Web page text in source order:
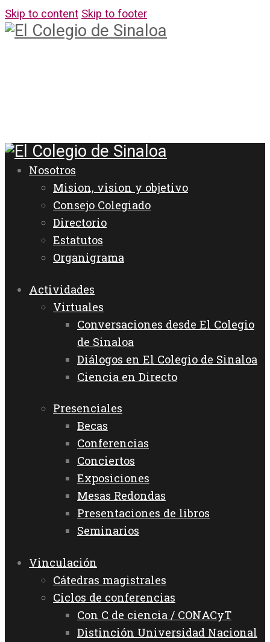
Skip to content Skip to footer
Nosotros
Mision, vision y objetivo
Consejo Colegiado
Directorio
Estatutos
Organigrama
Actividades
Virtuales
Conversaciones desde El Colegio
de Sinaloa
Diálogos en El Colegio de Sinaloa
Ciencia en Directo
Presenciales
Becas
Conferencias
Conciertos
Exposiciones
Mesas Redondas
Presentaciones de libros
Seminarios
Vinculación
Cátedras magistrales
Ciclos de conferencias
Con C de ciencia / CONACyT
Distinción Universidad Nacional